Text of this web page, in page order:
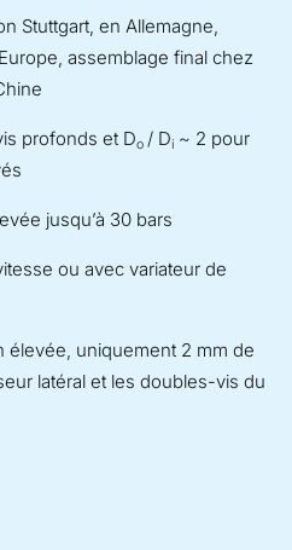
Stuttgart, en Allemagne,
assemblage final chez
profonds et Do/ Di ~ 2 pour
jusqu’à 30 bars
ou avec variateur de
élevée, uniquement 2 mm de
latéral et les doubles-vis du